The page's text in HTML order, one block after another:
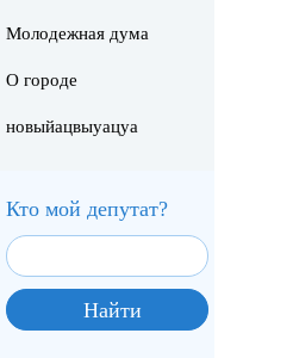
Молодежная дума
О городе
новыйацвыуацуа
Кто мой депутат?